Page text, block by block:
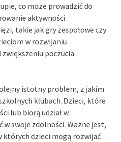
co może prowadzić do
aktywności
takie jak gry zespołowe czy
w rozwijaniu
poczucia
istotny problem, z jakim
klubach. Dzieci, które
lub biorą udział w
swoje zdolności. Ważne jest,
których dzieci mogą rozwijać